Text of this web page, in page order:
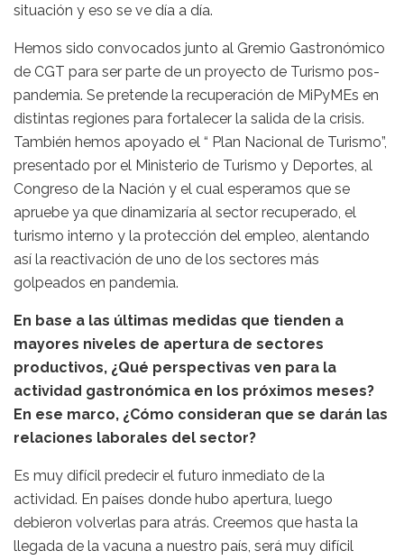
situación y eso se ve día a día.
Hemos sido convocados junto al Gremio Gastronómico
de CGT para ser parte de un proyecto de Turismo pos-
pandemia. Se pretende la recuperación de MiPyMEs en
distintas regiones para fortalecer la salida de la crisis.
También hemos apoyado el “ Plan Nacional de Turismo”,
presentado por el Ministerio de Turismo y Deportes, al
Congreso de la Nación y el cual esperamos que se
apruebe ya que dinamizaría al sector recuperado, el
turismo interno y la protección del empleo, alentando
así la reactivación de uno de los sectores más
golpeados en pandemia.
En base a las últimas medidas que tienden a
mayores niveles de apertura de sectores
productivos, ¿Qué perspectivas ven para la
actividad gastronómica en los próximos meses?
En ese marco, ¿Cómo consideran que se darán las
relaciones laborales del sector?
Es muy difícil predecir el futuro inmediato de la
actividad. En países donde hubo apertura, luego
debieron volverlas para atrás. Creemos que hasta la
llegada de la vacuna a nuestro país, será muy difícil